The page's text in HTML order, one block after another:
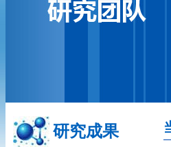
研究成果